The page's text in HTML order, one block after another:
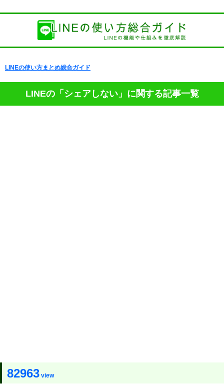
LINEの使い方まとめ総合ガイド
LINEの「シェアしない」に関する記事一覧
82963 view